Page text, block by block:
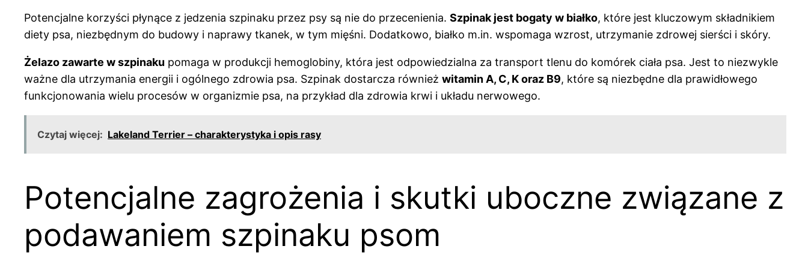
Potencjalne korzyści płynące z jedzenia szpinaku przez psy są nie do przecenienia. Szpinak jest bogaty w białko, które jest kluczowym składnikiem
diety psa, niezbędnym do budowy i naprawy tkanek, w tym mięśni. Dodatkowo, białko m.in. wspomaga wzrost, utrzymanie zdrowej sierści i skóry.
Żelazo zawarte w szpinaku pomaga w produkcji hemoglobiny, która jest odpowiedzialna za transport tlenu do komórek ciała psa. Jest to niezwykle
ważne dla utrzymania energii i ogólnego zdrowia psa. Szpinak dostarcza również witamin A, C, K oraz B9, które są niezbędne dla prawidłowego
funkcjonowania wielu procesów w organizmie psa, na przykład dla zdrowia krwi i układu nerwowego.
Czytaj więcej: Lakeland Terrier – charakterystyka i opis rasy
Potencjalne zagrożenia i skutki uboczne związane z
podawaniem szpinaku psom